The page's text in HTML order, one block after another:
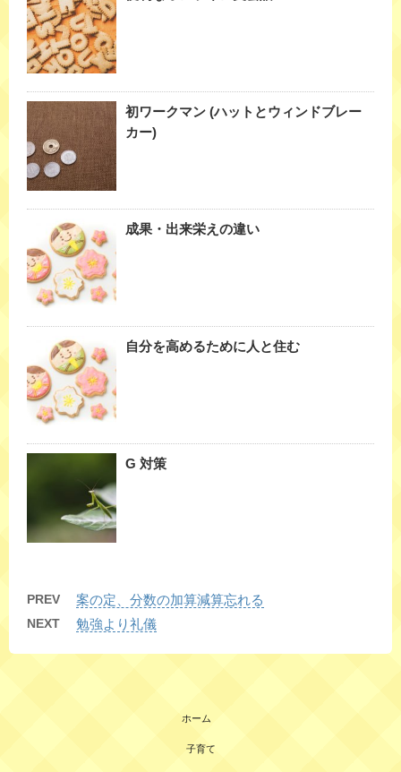
初ワークマン (ハットとウィンドブレー
カー)
成果・出来栄えの違い
自分を高めるために人と住む
G 対策
PREV 案の定、分数の加算減算忘れる
NEXT 勉強より礼儀
ホーム
子育て